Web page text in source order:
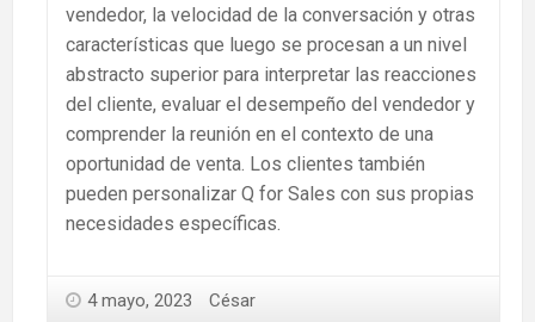
vendedor, la velocidad de la conversación y otras
características que luego se procesan a un nivel
abstracto superior para interpretar las reacciones
del cliente, evaluar el desempeño del vendedor y
comprender la reunión en el contexto de una
oportunidad de venta. Los clientes también
pueden personalizar Q for Sales con sus propias
necesidades específicas.
4 mayo, 2023 César